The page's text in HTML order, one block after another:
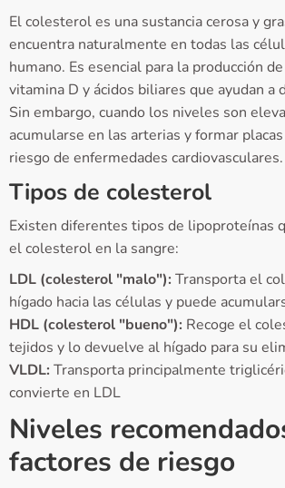
El colesterol es una sustancia cerosa y
encuentra naturalmente en todas las
humano. Es esencial para la producción
vitamina D y ácidos biliares que ayudan a
Sin embargo, cuando los niveles son
acumularse en las arterias y formar
riesgo de enfermedades cardiovasculares.
Tipos de colesterol
Existen diferentes tipos de lipoproteínas
el colesterol en la sangre:
LDL (colesterol "malo"): Transporta el
hígado hacia las células y puede
HDL (colesterol "bueno"): Recoge el
tejidos y lo devuelve al hígado para su
VLDL: Transporta principalmente
convierte en LDL
Niveles
factores de riesgo